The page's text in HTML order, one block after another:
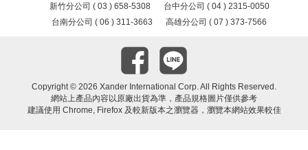
新竹分公司 ( 03 ) 658-5308
台中分公司 ( 04 ) 2315-0050
台南分公司 ( 06 ) 311-3663
高雄分公司 ( 07 ) 373-7566
Copyright © 2026 Xander International Corp. All Rights Reserved.
網站上產品內容以原廠出貨為準，產品規格圖片僅供參考
建議使用 Chrome, Firefox 及較新版本之瀏覽器，瀏覽本網站效果較佳